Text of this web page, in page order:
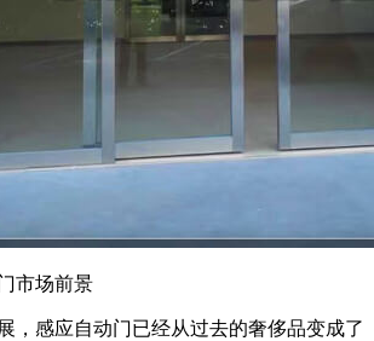
市场前景
，感应自动门已经从过去的奢侈品变成了